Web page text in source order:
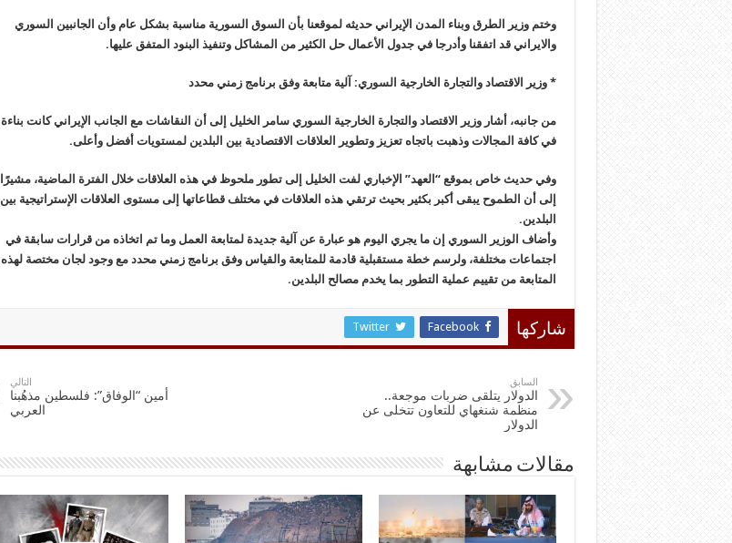
وختم وزير الطرق وبناء المدن الإيراني حديثه لموقعنا بأن السوق السورية مناسبة بشكل عام وأن الجانبين السوري
والايراني قد اتفقنا وأدرجا في جدول الأعمال حل الكثير من المشاكل وتنفيذ البنود المتفق عليها.
* وزير الاقتصاد والتجارة الخارجية السوري: آلية متابعة وفق برنامج زمني محدد
من جانبه، أشار وزير الاقتصاد والتجارة الخارجية السوري سامر الخليل إلى أن النقاشات مع الجانب الإيراني كانت بناءة
في كافة المجالات وذهبت باتجاه تعزيز وتطوير العلاقات الاقتصادية بين البلدين لمستويات أفضل وأعلى.
وفي حديث خاص بموقع “العهد” الإخباري لفت الخليل إلى تطور ملحوظ في هذه العلاقات خلال الفترة الماضية، مشيرًا
إلى أن الطموح يبقى أكبر بكثير بحيث ترتقي هذه العلاقات في مختلف قطاعاتها إلى مستوى العلاقات الإستراتيجية بين
البلدين.
وأضاف الوزير السوري إن ما يجري اليوم هو عبارة عن آلية جديدة لمتابعة العمل وما تم اتخاذه من قرارات سابقة في
اجتماعات مختلفة، ولرسم خطة مستقبلية قادمة للمتابعة والقياس وفق برنامج زمني محدد مع وجود لجان مختصة لهذه
المتابعة من تقييم عملية التطور بما يخدم مصالح البلدين.
شاركها Facebook
Twitter
السابق
الدولار يتلقى ضربات موجعة..
منظمة شنغهاي للتعاون تتخلى عن
الدولار
التالي
أمين “الوفاق”: فلسطين مذهُبنا
العربي
مقالات مشابهة